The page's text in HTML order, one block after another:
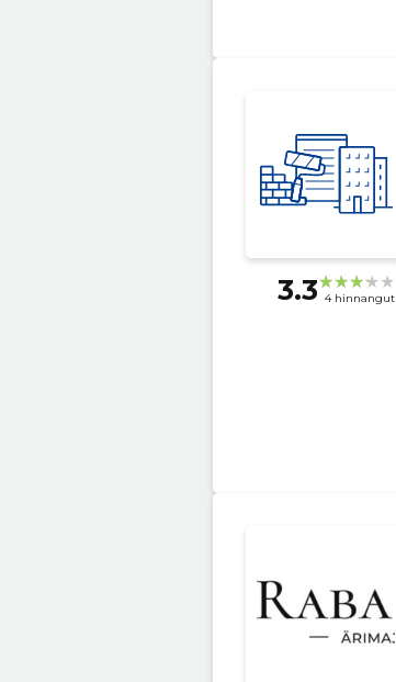
3.3 4 hinnangut